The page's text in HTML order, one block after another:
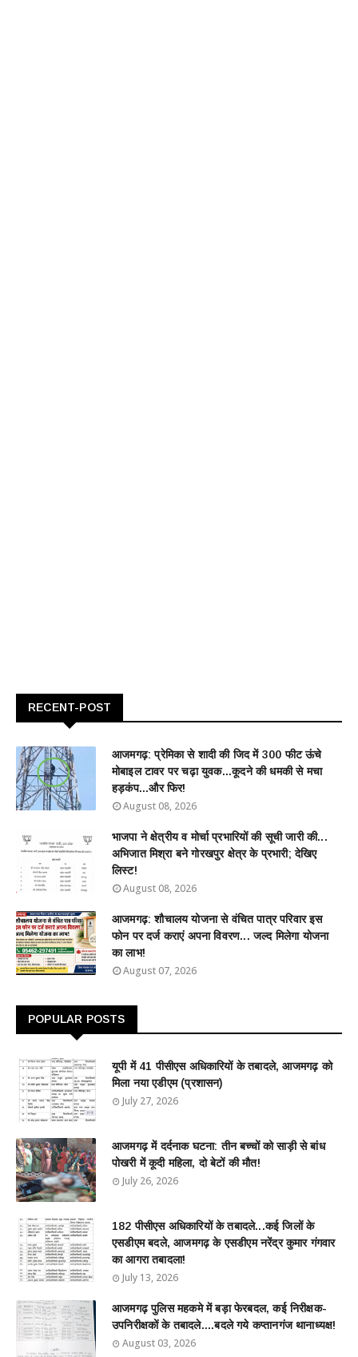
RECENT-POST
आजमगढ़: प्रेमिका से शादी की जिद में 300 फीट ऊंचे
मोबाइल टावर पर चढ़ा युवक...कूदने की धमकी से मचा
हड़कंप...और फिर!
August 08, 2026
भाजपा ने क्षेत्रीय व मोर्चा प्रभारियों की सूची जारी की...
अभिजात मिश्रा बने गोरखपुर क्षेत्र के प्रभारी; देखिए
लिस्ट!
August 08, 2026
आजमगढ़: शौचालय योजना से वंचित पात्र परिवार इस
फोन पर दर्ज कराएं अपना विवरण... जल्द मिलेगा योजना
का लाभ!
August 07, 2026
POPULAR POSTS
यूपी में 41 पीसीएस अधिकारियों के तबादले, आजमगढ़ को
मिला नया एडीएम (प्रशासन)
July 27, 2026
आजमगढ़ में दर्दनाक घटना: तीन बच्चों को साड़ी से बांध
पोखरी में कूदी महिला, दो बेटों की मौत!
July 26, 2026
182 पीसीएस अधिकारियों के तबादले...कई जिलों के
एसडीएम बदले, आजमगढ़ के एसडीएम नरेंद्र कुमार गंगवार
का आगरा तबादला!
July 13, 2026
आजमगढ़ पुलिस महकमे में बड़ा फेरबदल, कई निरीक्षक-
उपनिरीक्षकों के तबादले....बदले गये कप्तानगंज थानाध्यक्ष!
August 03, 2026